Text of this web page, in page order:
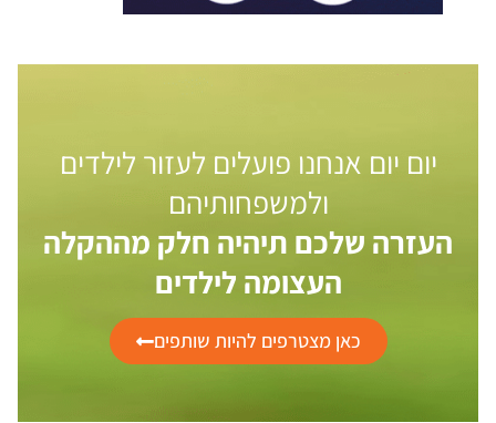
יום יום אנחנו פועלים לעזור לילדים
ולמשפחותיהם
העזרה שלכם תיהיה חלק מההקלה
העצומה לילדים
כאן מצטרפים להיות שותפים